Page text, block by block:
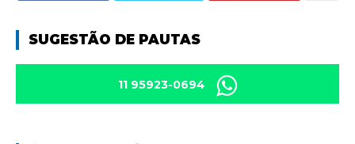
SUGESTÃO DE PAUTAS
11 95923-0694